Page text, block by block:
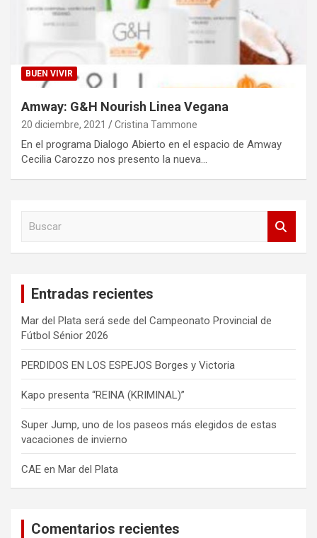
BUEN VIVIR
Amway: G&H Nourish Linea Vegana
20 diciembre, 2021 Cristina Tammone
En el programa Dialogo Abierto en el espacio de Amway
Cecilia Carozzo nos presento la nueva…
Entradas recientes
Mar del Plata será sede del Campeonato Provincial de
Fútbol Sénior 2026
PERDIDOS EN LOS ESPEJOS Borges y Victoria
Kapo presenta “REINA (KRIMINAL)”
Super Jump, uno de los paseos más elegidos de estas
vacaciones de invierno
CAE en Mar del Plata
Comentarios recientes